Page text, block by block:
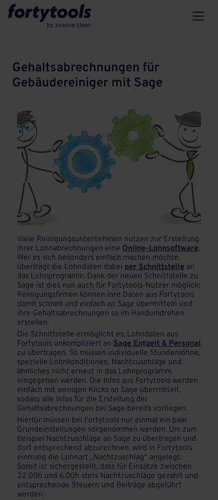
Gehaltsabrechnungen für
Gebäudereiniger mit Sage
Viele Reinigungsunternehmen nutzen zur Erstellung
ihrer Lohnabrechnungen eine Online-Lohnsoftware.
Wer es sich besonders einfach machen möchte,
überträgt die Lohndaten dabei per Schnittstelle an
das Lohnprogramm. Dank der neuen Schnittstelle zu
Sage ist dies nun auch für Fortytools-Nutzer möglich:
Reinigungsfirmen können ihre Daten aus Fortytools
damit schnell und einfach an Sage übermitteln und
ihre Gehaltsabrechnungen so im Handumdrehen
erstellen.
Die Schnittstelle ermöglicht es, Lohndaten aus
Fortytools unkompliziert an Sage Entgelt & Personal
zu übertragen. So müssen individuelle Stundenlöhne,
spezielle Lohnkonditionen, Nachtzuschläge und
ähnliches nicht erneut in das Lohnprogramm
eingegeben werden. Die Infos aus Fortytools werden
einfach mit wenigen Klicks an Sage übermittelt,
sodass alle Infos für die Erstellung der
Gehaltsabrechnungen bei Sage bereits vorliegen.
Hierfür müssen bei Fortytools nur einmal ein paar
Grundeinstellungen vorgenommen werden. Um zum
Beispiel Nachtzuschläge an Sage zu übertragen und
dort entsprechend abzurechnen, wird in Fortytools
einmalig die Lohnart „Nachtzuschlag“ angelegt.
Somit ist sichergestellt, dass für Einsätze zwischen
22.00h und 6.00h stets Nachtzuschläge gezahlt und
entsprechende Steuern und Beiträge abgeführt
werden.